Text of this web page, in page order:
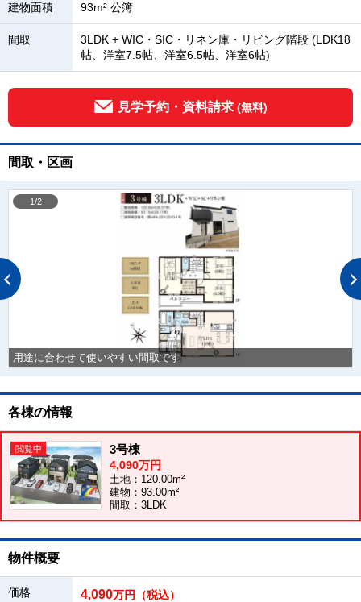
建物面積 93m² 公簿
間取
3LDK + WIC・SIC・リネン庫・リビング階段 (LDK18
帖、洋室7.5帖、洋室6.5帖、洋室6帖)
見学予約・資料請求 (無料)
間取・区画
用途に合わせて使いやすい間取です
1/2
各棟の情報
3号棟
4,090万円
土地：120.00m²
建物：93.00m²
間取：3LDK
物件概要
価格 4,090万円（税込）